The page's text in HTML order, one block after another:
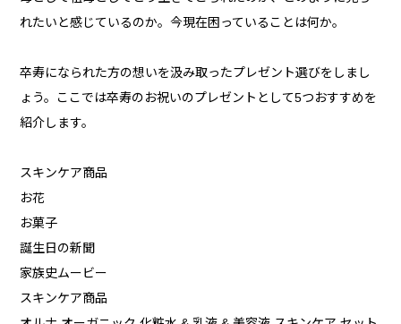
れたいと感じているのか。今現在困っていることは何か。
卒寿になられた方の想いを汲み取ったプレゼント選びをしまし
ょう。ここでは卒寿のお祝いのプレゼントとして5つおすすめを
紹介します。
スキンケア商品
お花
お菓子
誕生日の新聞
家族史ムービー
スキンケア商品